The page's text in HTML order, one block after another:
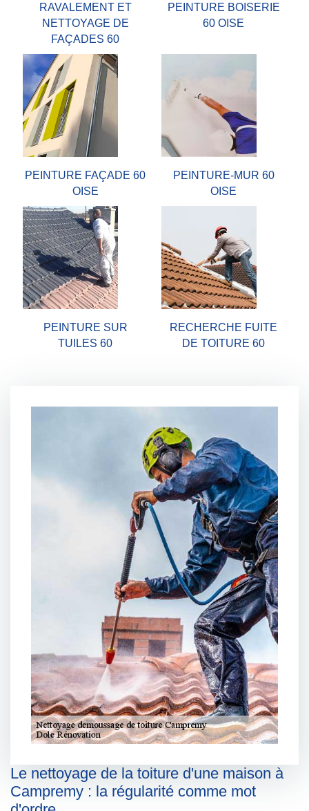
RAVALEMENT ET
NETTOYAGE DE
FAÇADES 60
PEINTURE BOISERIE
60 OISE
PEINTURE FAÇADE 60
OISE
PEINTURE-MUR 60
OISE
PEINTURE SUR
TUILES 60
RECHERCHE FUITE
DE TOITURE 60
Le nettoyage de la toiture d'une maison à
Campremy : la régularité comme mot